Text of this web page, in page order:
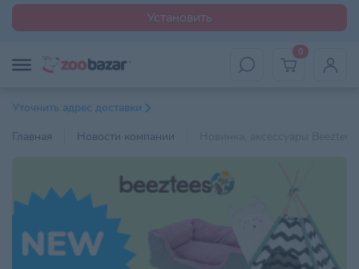
Установить
0
Уточнить адрес доставки
Главная
Новости компании